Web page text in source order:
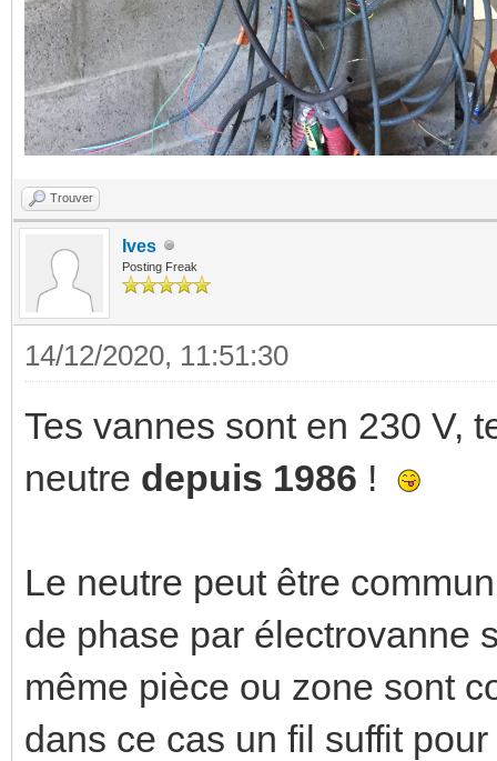
Trouver
Ives
Posting Freak
14/12/2020, 11:51:30
Tes vannes sont en 230 V,
neutre depuis 1986 !
Le neutre peut être
de phase par électrovanne
même pièce ou zone sont
dans ce cas un fil suffit